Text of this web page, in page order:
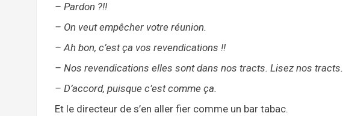
– Pardon ?!!
– On veut empêcher votre réunion.
– Ah bon, c’est ça vos revendications !!
– Nos revendications elles sont dans nos tracts. Lisez nos tracts.
– D’accord, puisque c’est comme ça.
Et le directeur de s’en aller fier comme un bar tabac.